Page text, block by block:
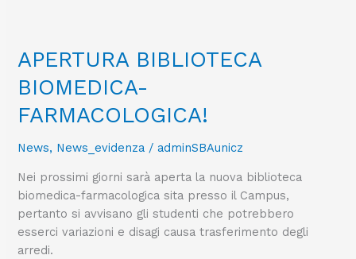
APERTURA BIBLIOTECA
BIOMEDICA-
FARMACOLOGICA!
News, News_evidenza / adminSBAunicz
Nei prossimi giorni sarà aperta la nuova biblioteca
biomedica-farmacologica sita presso il Campus,
pertanto si avvisano gli studenti che potrebbero
esserci variazioni e disagi causa trasferimento degli
arredi.
APERTURA
BIOMEDICA-
FARMACOLOGICA!